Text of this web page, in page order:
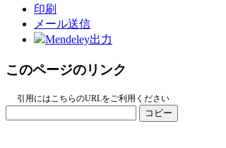
印刷
メール送信
Mendeley出力
このページのリンク
引用にはこちらのURLをご利用ください
コピー